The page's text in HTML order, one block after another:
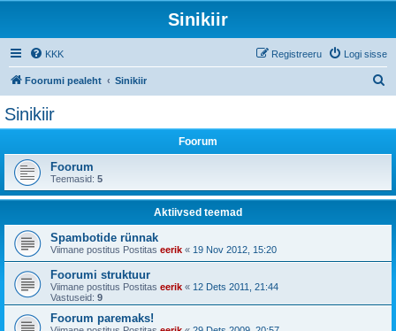
Sinikiir
KKK Logi sisse
Registreeru
Foorumi pealeht Sinikiir
Sinikiir
Foorum
Foorum
Teemasid: 5
Aktiivsed teemad
Spambotide rünnak
Viimane postitus Postitas eerik « 19 Nov 2012, 15:20
Foorumi struktuur
Viimane postitus Postitas eerik « 12 Dets 2011, 21:44
Vastuseid: 9
Foorum paremaks!